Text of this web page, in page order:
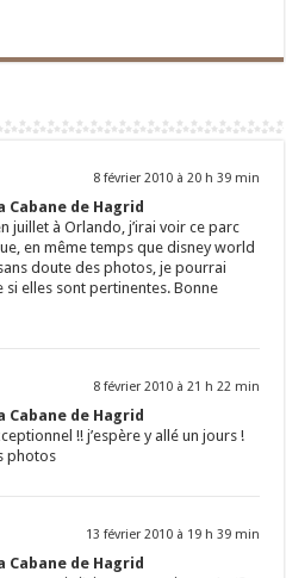
8 février 2010 à 20 h 39 min
Cabane de Hagrid
juillet à Orlando, j’irai voir ce parc
en même temps que disney world
doute des photos, je pourrai
si elles sont pertinentes. Bonne
8 février 2010 à 21 h 22 min
Cabane de Hagrid
!! j’espère y allé un jours !
photos
13 février 2010 à 19 h 39 min
Cabane de Hagrid